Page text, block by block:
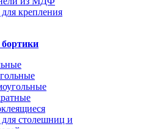
крепления
столешниц и